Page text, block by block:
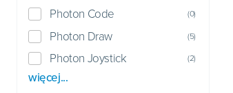
Photon Code (0)
Photon Draw (5)
Photon Joystick (2)
więcej...